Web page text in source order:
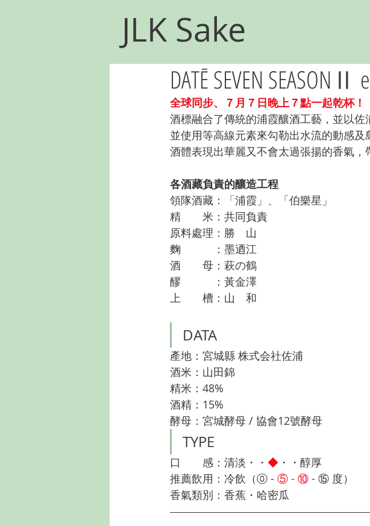
JLK Sake
DATĒ SEVEN
全球同步、７月７日晚上７點一起乾杯！
酒標融合了傳統的浦霞釀酒工藝，並以
並使用等高線元素來勾勒出水流的動感及
酒體表現出華麗又不會太過張揚的香氣，
各酒藏負責的釀造工程
領隊酒藏：「浦霞」 、
「伯樂星」
精　　米：共同負責
原料處理：勝　山
麴　　　：墨迺江
酒　　母： 萩の鶴
醪　　　：黃金澤
上　　槽：山　和
DATA
產地：宮城縣 株式会社佐浦
酒米：山田錦
精米：48%
酒精：15%
酵母：宮城酵母 / 協會12號酵母
TYPE
口　　感：清淡・・ ◆ ・・醇厚
推薦飲用：冷飲（⓪ - ⑤ - ⑩ - ⑮ 度）
香氣類別：香蕉・ 哈密​​瓜